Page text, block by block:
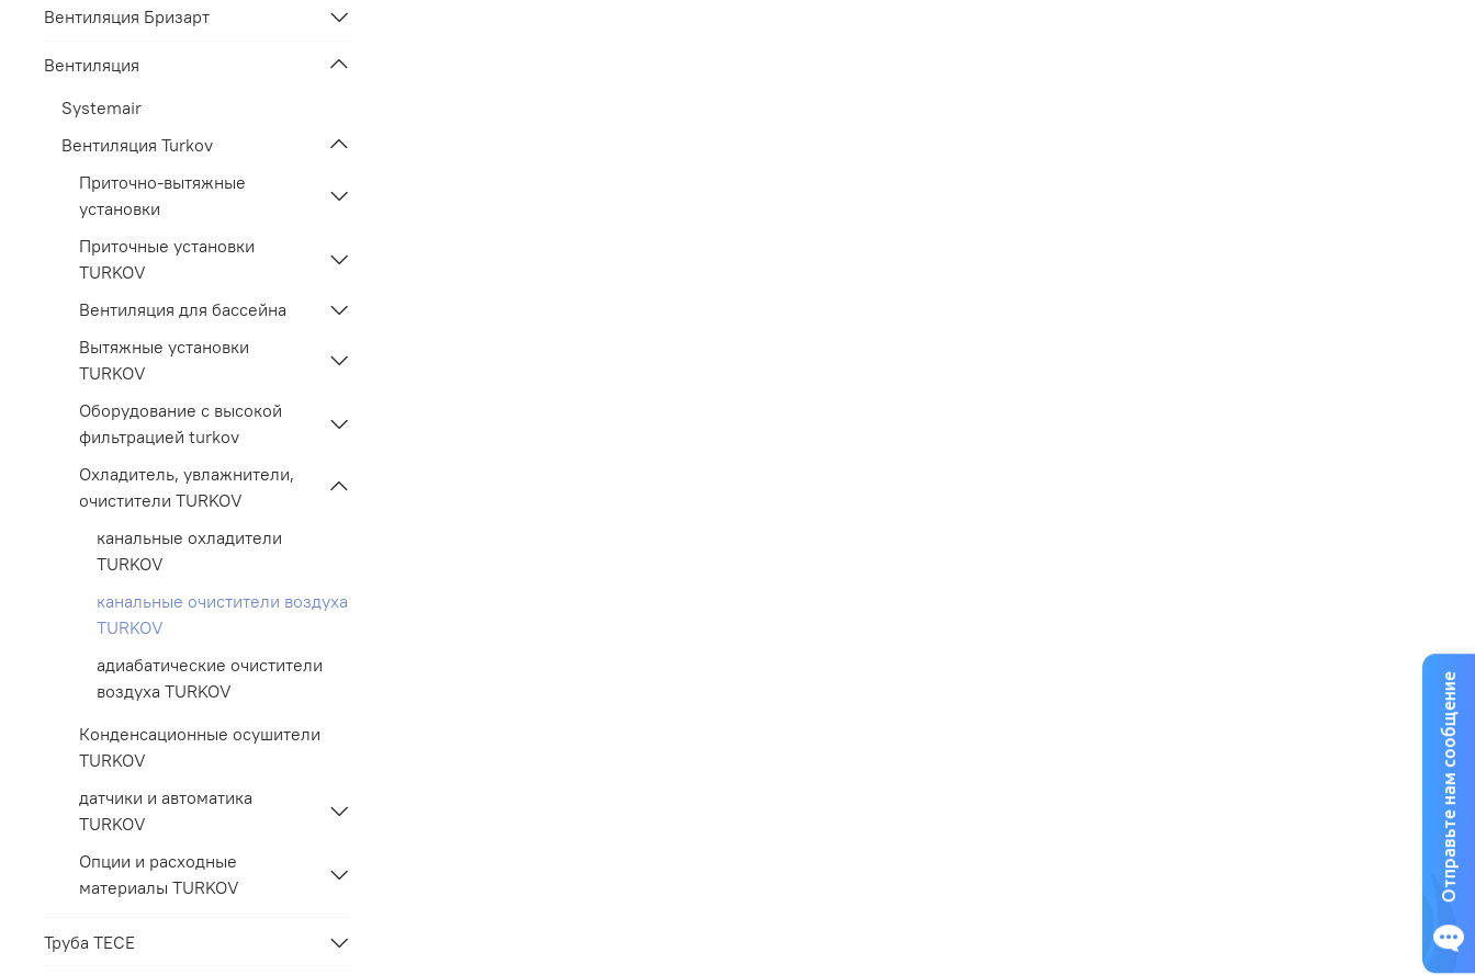
Вентиляция Бризарт
Вентиляция
Systemair
Вентиляция Turkov
Приточно-вытяжные
установки
Приточные установки
TURKOV
Вентиляция для бассейна
Вытяжные установки
TURKOV
Оборудование с высокой
фильтрацией turkov
Охладитель, увлажнители,
очистители TURKOV
канальные охладители
TURKOV
канальные очистители воздуха
TURKOV
адиабатические очистители
воздуха TURKOV
Конденсационные осушители
TURKOV
датчики и автоматика
TURKOV
Опции и расходные
материалы TURKOV
Труба TECE
Отправьте нам сообщение